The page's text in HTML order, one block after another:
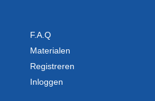
F.A.Q
Materialen
Registreren
Inloggen